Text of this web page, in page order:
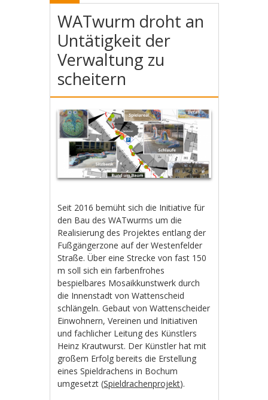
WATwurm droht an
Untätigkeit der
Verwaltung zu
scheitern
Seit 2016 bemüht sich die Initiative für
den Bau des WATwurms um die
Realisierung des Projektes entlang der
Fußgängerzone auf der Westenfelder
Straße. Über eine Strecke von fast 150
m soll sich ein farbenfrohes
bespielbares Mosaikkunstwerk durch
die Innenstadt von Wattenscheid
schlängeln. Gebaut von Wattenscheider
Einwohnern, Vereinen und Initiativen
und fachlicher Leitung des Künstlers
Heinz Krautwurst. Der Künstler hat mit
großem Erfolg bereits die Erstellung
eines Spieldrachens in Bochum
umgesetzt (Spieldrachenprojekt).